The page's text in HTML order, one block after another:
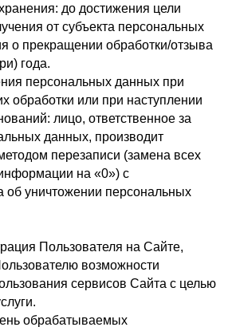
до достижения цели
от субъекта персональных
о прекращении обработки/отзыва
года.
персональных данных при
обработки или при наступлении
лицо, ответственное за
данных, производит
перезаписи (замена всех
на «0») с
об уничтожении персональных
Пользователя на Сайте,
возможности
сервисов Сайта с целью
обрабатываемых